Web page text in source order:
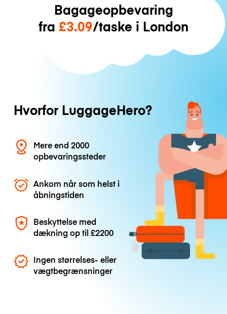
Bagageopbevaring
fra £3.09/taske i London
Hvorfor LuggageHero?
Mere end 2000
opbevaringssteder
Ankom når som helst i
åbningstiden
Beskyttelse med
dækning op til£2200
Ingen størrelses- eller
vægtbegrænsninger